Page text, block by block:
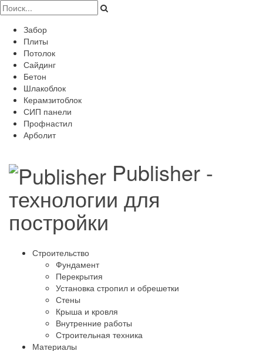
Забор
Плиты
Потолок
Сайдинг
Бетон
Шлакоблок
Керамзитоблок
СИП панели
Профнастил
Арболит
Publisher -
технологии для
постройки
Строительство
Фундамент
Перекрытия
Установка стропил и обрешетки
Стены
Крыша и кровля
Внутренние работы
Строительная техника
Материалы